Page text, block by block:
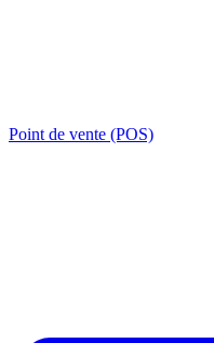
Point de vente (POS)